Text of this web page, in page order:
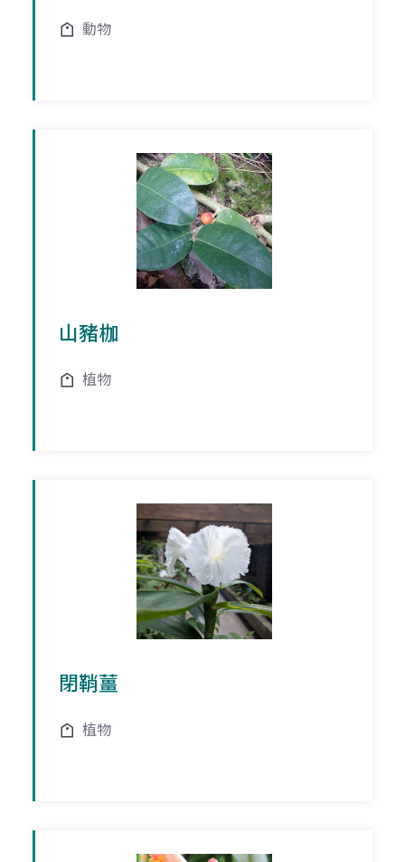
動物
山豬枷
植物
閉鞘薑
植物